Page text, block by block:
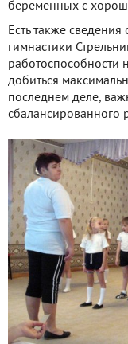
беременных с
Есть также сведения
гимнастики
работоспособности
добиться
последнем деле,
сбалансированного